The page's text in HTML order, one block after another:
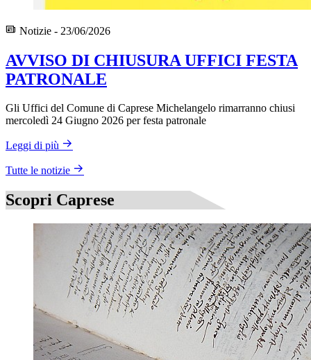
Notizie - 23/06/2026
AVVISO DI CHIUSURA UFFICI FESTA
PATRONALE
Gli Uffici del Comune di Caprese Michelangelo rimarranno chiusi
mercoledì 24 Giugno 2026 per festa patronale
Leggi di più
Tutte le notizie
Scopri Caprese